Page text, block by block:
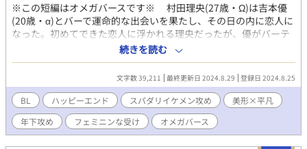
※この短編はオメガバースです※ 村田理央(27歳・Ω)は吉本優
(20歳・α)とバーで運命的な出会いを果たし、その日の内に恋人に
なった。初めてできた恋人に浮かれる理央だったが、優がバーテ
ンダーのアルバイトをしているバンドが趣味の美容学生……つま
り3B網羅男子だということを知る。赤ちゃんが欲しいと願う理央
は大好きな優と理想の未来の狭間で揺れ動く。 欲しいのは、理
想の未来？ それとも、たった一つの愛？ 臆病な「僕」と、
成長過程のスーパーダーリンな君が選ぶ未来とは……？
続きを読む
文字数 39,211 最終更新日 2024.8.29 登録日 2024.8.25
BL ハッピーエンド スパダリイケメン攻め
美形×平凡
年下攻め
フェミニンな受け オメガバース